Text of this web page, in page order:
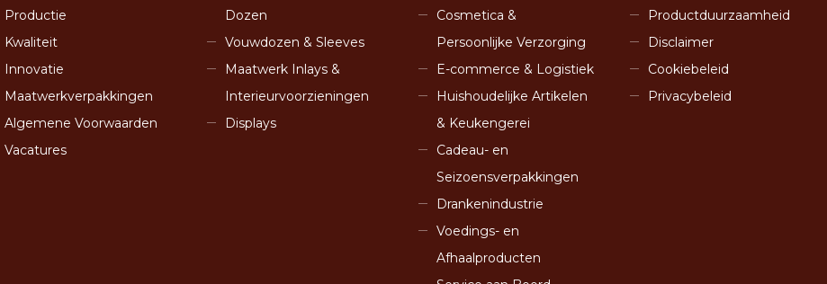
Productie
Kwaliteit
Innovatie
Maatwerkverpakkingen
Algemene Voorwaarden
Vacatures
Dozen
Vouwdozen & Sleeves
Maatwerk Inlays &
Interieurvoorzieningen
Displays
Cosmetica &
Persoonlijke Verzorging
E-commerce & Logistiek
Huishoudelijke Artikelen
& Keukengerei
Cadeau- en
Seizoensverpakkingen
Drankenindustrie
Voedings- en
Afhaalproducten
Productduurzaamheid
Disclaimer
Cookiebeleid
Privacybeleid